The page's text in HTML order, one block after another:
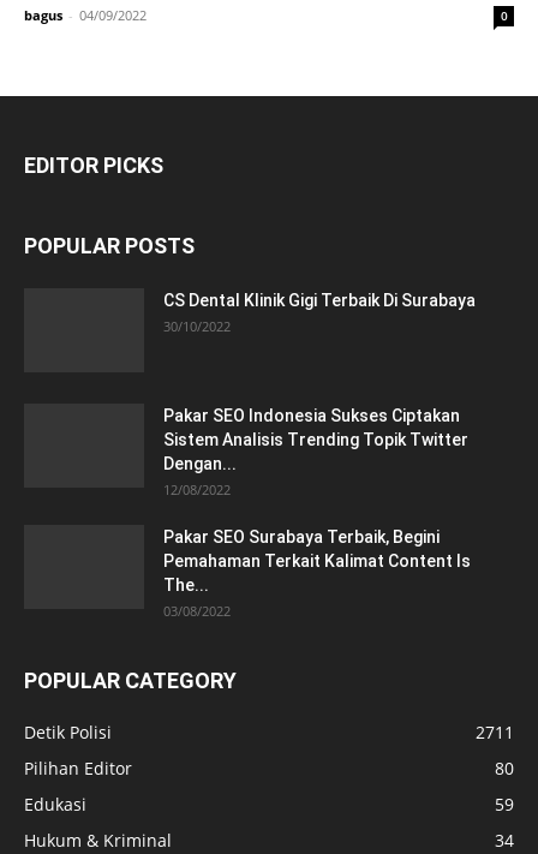
bagus - 04/09/2022 0
EDITOR PICKS
POPULAR POSTS
CS Dental Klinik Gigi Terbaik Di Surabaya
30/10/2022
Pakar SEO Indonesia Sukses Ciptakan
Sistem Analisis Trending Topik Twitter
Dengan...
12/08/2022
Pakar SEO Surabaya Terbaik, Begini
Pemahaman Terkait Kalimat Content Is
The...
03/08/2022
POPULAR CATEGORY
Detik Polisi
2711
Pilihan Editor
80
Edukasi
59
Hukum & Kriminal
34